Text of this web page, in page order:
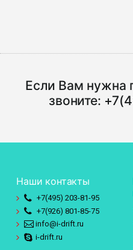
Если Вам нужна
звоните:
Наши контакты
+7(495) 203-81-95
+7(926) 801-85-75
info@i-drift.ru
i-drift.ru